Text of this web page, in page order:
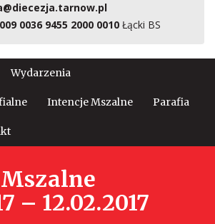
0036 9455 2000 0010 Łącki BS
Wydarzenia
Intencje Mszalne Parafia
– 12.02.2017